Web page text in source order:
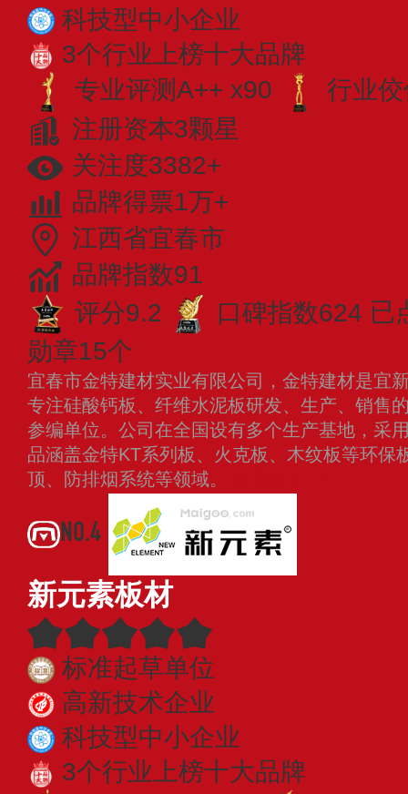
科技型中小企业
3个行业上榜十大品牌
专业​评测A++ x90
行业
注册资本3颗星
关注度3382+
品牌得票1万+
江西省宜春市
品牌指数91
评分9.2
口碑指数624 已
勋章15个
宜春市金特建材实业有限公司，金特建材是宜
专注硅酸钙板、纤维水泥板研发、生产、销售
参编单位。公司在全国设有多个生产基地，采
品涵盖金特KT系列板、火克板、木纹板等环保
顶、防排烟系统等领域。
NO.4
新元素板材
标准起草单位
高新技术企业
科技型中小企业
3个行业上榜十大品牌